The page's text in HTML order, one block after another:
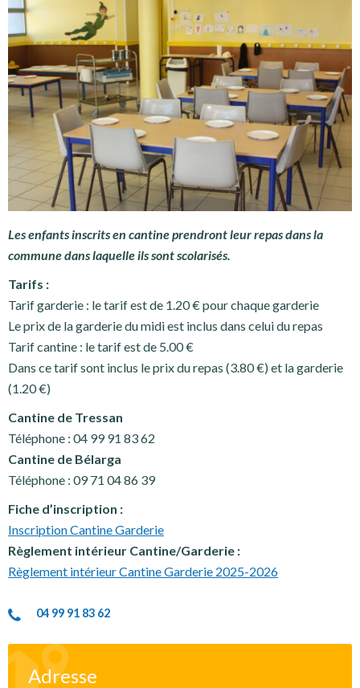
Les enfants inscrits en cantine prendront leur repas dans la
commune dans laquelle ils sont scolarisés.
Tarifs :
Tarif garderie : le tarif est de 1.20 € pour chaque garderie
Le prix de la garderie du midi est inclus dans celui du repas
Tarif cantine : le tarif est de 5.00 €
Dans ce tarif sont inclus le prix du repas (3.80 €) et la garderie
(1.20 €)
Cantine de Tressan
Téléphone : 04 99 91 83 62
Cantine de Bélarga
Téléphone : 09 71 04 86 39
Fiche d’inscription :
Inscription Cantine Garderie
Règlement intérieur Cantine/Garderie :
Règlement intérieur Cantine Garderie 2025-2026
04 99 91 83 62
Adresse